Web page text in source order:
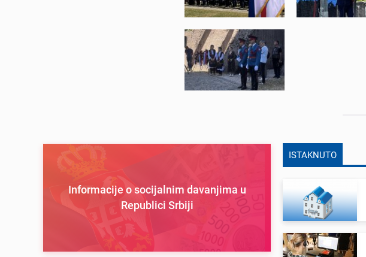
Informacije o socijalnim davanjima u
Republici Srbiji
ISTAKNUTO